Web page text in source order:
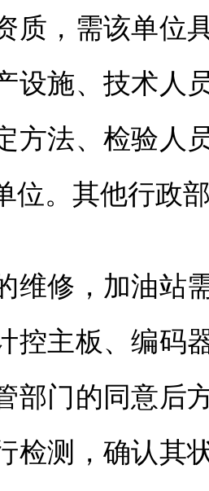
质，需该单位
设施、技术人
方法、检验人
位。其他行政
维修，加油站
控主板、编码
部门的同意后
检测，确认其